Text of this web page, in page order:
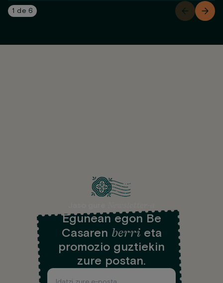
1 de 6
Egunean egon Be
Casaren berrieta
promozio guztiekin
zure postan.